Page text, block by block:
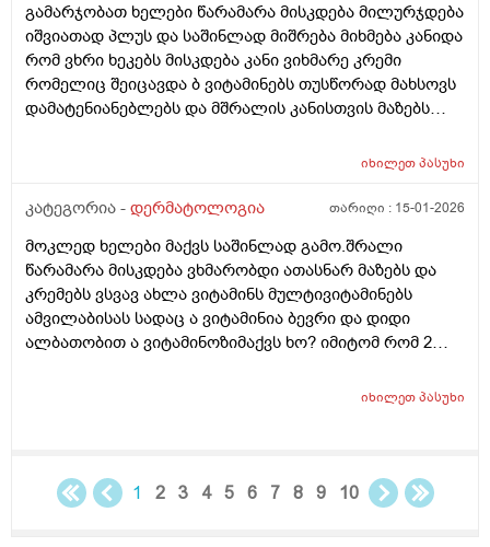
გამარჯობათ ხელები წარამარა მისკდება მილურჯდება
იშვიათად პლუს და საშინლად მიშრება მიხმება კანიდა
რომ ვხრი ხეკებს მისკდება კანი ვიხმარე კრემი
რომელიც შეიცავდა ბ ვიტამინებს თუსწორად მახსოვს
დამატენიანებლებს და მშრალის კანისთვის მაზებს
გამომწვევი მიზეზები ხშირი ხელების ბანვის გარდა და
გამომწვევი მიზეზები ან რა სხვა დაავადებები
კრემი
იხილეთპასუხი
კატეგორია - დერმატოლოგია თარიღი : 15-01-2026
მოკლედ ხელები მაქვს საშინლად გამო.შრალი
წარამარა მისკდება ვხმარობდი ათასნარ მაზებს და
კრემებს ვსვავ ახლა ვიტამინს მულტივიტამინებს
ამვილაბისას სადაც ა ვიტამინია ბევრი და დიდი
ალბათობით ა ვიტამინოზიმაქვს ხო? იმიტომ რომ 2
დაბანვაზე მიუხეშდება და მისკდება შემდეგ და არის
იხილეთპასუხი
1 2 3 4 5 6 7 8 9 10